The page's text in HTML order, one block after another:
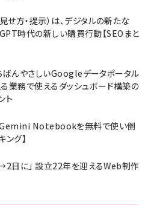
せ方・提示）は、デジタルの新たな
時代の新しい購買行動【SEOまと
ばんやさしいGoogleデータポータル
業務で使えるダッシュボード構築の
ト
Gemini Notebookを無料で使い倒
グ】
日に」 設立22年を迎えるWeb制作